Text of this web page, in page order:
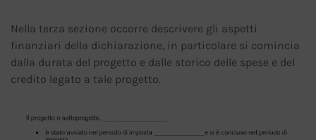
Nella terza sezione occorre descrivere gli aspetti
finanziari della dichiarazione, in particolare si comincia
dalla durata del progetto e dalle storico delle spese e del
credito legato a tale progetto.